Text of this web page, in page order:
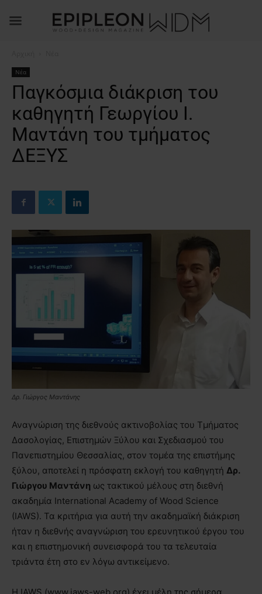
Νέα
Παγκόσμια διάκριση του
καθηγητή Γεωργίου Ι.
Μαντάνη του τμήματος
ΔΕΞΥΣ
Δρ. Γιώργος Μαντάνης
Αναγνώριση της διεθνούς ακτινοβολίας του Τμήματος
Δασολογίας, Επιστημών Ξύλου και Σχεδιασμού του
Πανεπιστημίου Θεσσαλίας, στον τομέα της επιστήμης
ξύλου, αποτελεί η πρόσφατη εκλογή του καθηγητή Δρ.
Γιώργου Μαντάνη ως τακτικού μέλους στη διεθνή
ακαδημία International Academy of Wood Science
(IAWS). Τα κριτήρια για αυτή την ακαδημαϊκή διάκριση
ήταν η διεθνής αναγνώριση του ερευνητικού έργου του
και η επιστημονική συνεισφορά του τα τελευταία
τριάντα έτη στο εν λόγω αντικείμενο.